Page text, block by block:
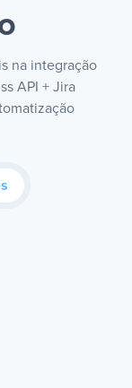
na integração
API + Jira